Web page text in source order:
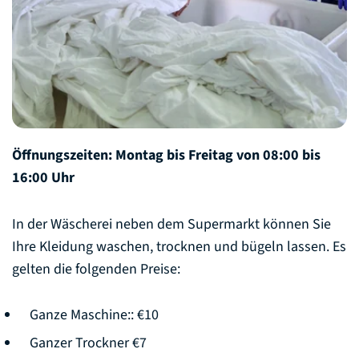
Öffnungszeiten: Montag bis Freitag von 08:00 bis
16:00 Uhr
In der Wäscherei neben dem Supermarkt können Sie
Ihre Kleidung waschen, trocknen und bügeln lassen. Es
gelten die folgenden Preise:
Ganze Maschine:: €10
Ganzer Trockner €7